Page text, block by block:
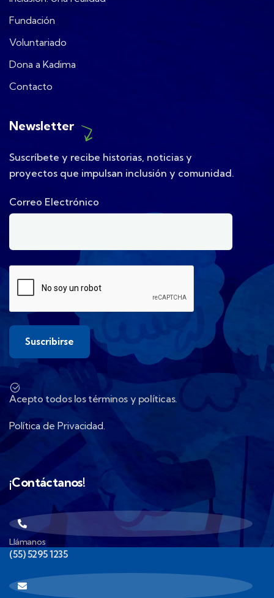
Fundación
Voluntariado
Dona a Kadima
Contacto
Newsletter
Suscríbete y recibe historias, noticias y
proyectos que impulsan inclusión y comunidad.
Correo Electrónico
Acepto todos los términos y políticas.
Política de Privacidad.
¡Contáctanos!
Llámanos
(55) 5295 1235